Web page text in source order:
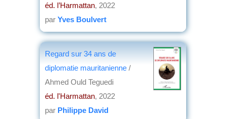
éd. l’Harmattan, 2022
par Yves Boulvert
Regard sur 34 ans de
diplomatie mauritanienne /
Ahmed Ould Teguedi
éd. l'Harmattan, 2022
par Philippe David